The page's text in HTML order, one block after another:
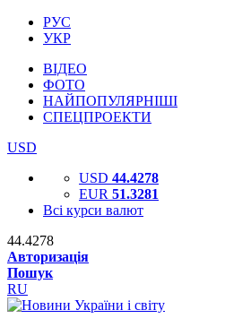
РУС
УКР
ВІДЕО
ФОТО
НАЙПОПУЛЯРНІШІ
СПЕЦПРОЕКТИ
USD
USD 44.4278
EUR 51.3281
Всі курси валют
44.4278
Авторизація
Пошук
RU